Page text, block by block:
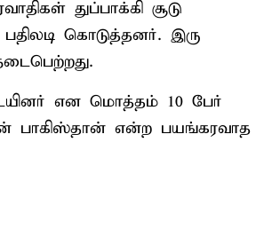
துப்பாக்கி சூடு
பதிலடி கொடுத்தனர். இரு
என மொத்தம் 10 பேர்
பாகிஸ்தான் என்ற பயங்கரவாத